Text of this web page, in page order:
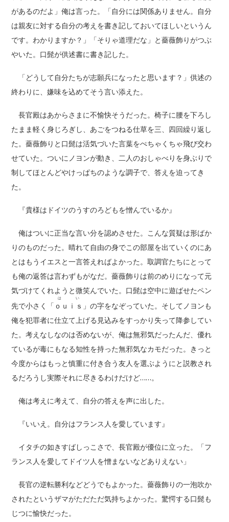
があるのだよ」俺は言った。「自分には関係ありません。自分
は親友に対する自分の考えを書き記しておいてほしいというん
です。わかりますか？」「そりゃ道理だな」と薔薇飾りがつぶ
やいた。口髭が供述書に書き記した。
「どうして自分たちが志願兵になったと思います？」供述の
終わりに、嫌味を込めてそう言い添えた。
長官殿はあからさまに不愉快そうだった。椅子に腰を下ろし
たまま軽く身じろぎし、あごをつねる仕草を三、四回繰り返し
た。薔薇飾りと口髭は活気づいた言葉をぺちゃくちゃ飛び交わ
せていた。ついにノヨンが動き、二人のおしゃべりを身ぶりで
制してほとんどやけっぱちのような調子で、答えを迫ってき
た。
『貴様はドイツのうすのろどもを憎んでいるか』
俺はついに正当な言い分を認めさせた。こんな質疑は形ばか
りのものだった。晴れて自由の身でこの部屋を出ていくのにあ
とはもうイエスと一言答えればよかった。取調官たちにとって
も俺の返答は言わずもがなだ。薔薇飾りは前のめりになって元
気づけてくれようと微笑んでいた。口髭は空中に遊ばせたペン
先で小さく「 ｏｕｉｓ
はい
」の字をなぞっていた。そしてノヨンも
俺を犯罪者に仕立て上げる見込みをすっかり失って降参してい
た。考えなしなのは否めないが、俺は無邪気だったんだ、優れ
ているが毒にもなる知性を持った無邪気なカモだった。きっと
今度からはもっと慎重に付き合う友人を選ぶようにと説教され
るだろうし実際それに尽きるわけだけど……。
俺は考えに考えて、自分の答えを声に出した。
『いいえ。自分はフランス人を愛しています』
イタチの如きすばしっこさで、長官殿が優位に立った。「フ
ランス人を愛してドイツ人を憎まないなどありえない」
長官の逆転勝利などどうでもよかった。薔薇飾りの一泡吹か
されたというザマがただただ気持ちよかった。驚愕する口髭も
じつに愉快だった。